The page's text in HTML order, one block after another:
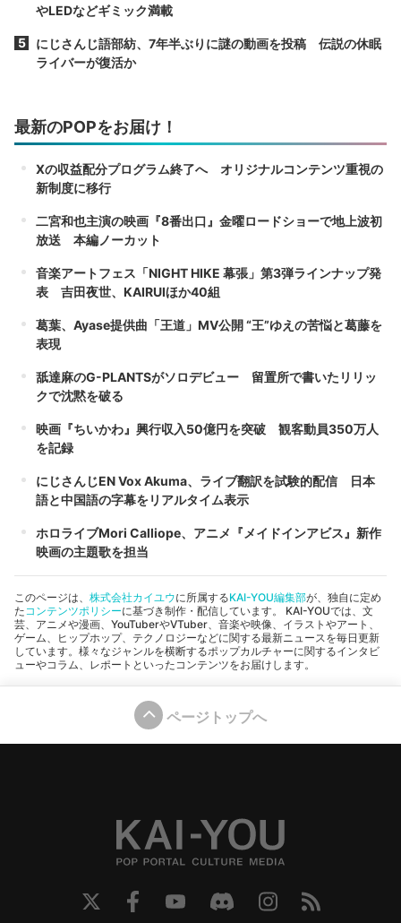
やLEDなどギミック満載
にじさんじ語部紡、7年半ぶりに謎の動画を投稿 伝説の休眠
ライバーが復活か
最新のPOPをお届け！
Xの収益配分プログラム終了へ オリジナルコンテンツ重視の
新制度に移行
二宮和也主演の映画『8番出口』金曜ロードショーで地上波初
放送 本編ノーカット
音楽アートフェス「NIGHT HIKE 幕張」第3弾ラインナップ発
表 吉田夜世、KAIRUIほか40組
葛葉、Ayase提供曲「王道」MV公開 “王”ゆえの苦悩と葛藤を
表現
舐達麻のG-PLANTSがソロデビュー 留置所で書いたリリッ
クで沈黙を破る
映画『ちいかわ』興行収入50億円を突破 観客動員350万人
を記録
にじさんじEN Vox Akuma、ライブ翻訳を試験的配信 日本
語と中国語の字幕をリアルタイム表示
ホロライブMori Calliope、アニメ『メイドインアビス』新作
映画の主題歌を担当
このページは、 株式会社カイユウに所属するKAI-YOU編集部が、独自に定め
た コンテンツポリシーに基づき制作・配信しています。 KAI-YOUでは、文
芸、アニメや漫画、YouTuberやVTuber、音楽や映像、イラストやアート、
ゲーム、ヒップホップ、テクノロジーなどに関する最新ニュースを毎日更新
しています。様々なジャンルを横断するポップカルチャーに関するインタビ
ューやコラム、レポートといったコンテンツをお届けします。
ページトップへ